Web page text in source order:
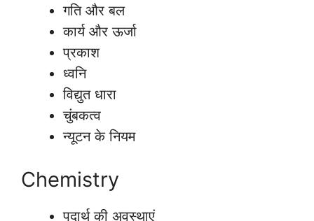
गति और बल
कार्य और ऊर्जा
प्रकाश
ध्वनि
विद्युत धारा
चुंबकत्व
न्यूटन के नियम
Chemistry
पदार्थ की अवस्थाएं